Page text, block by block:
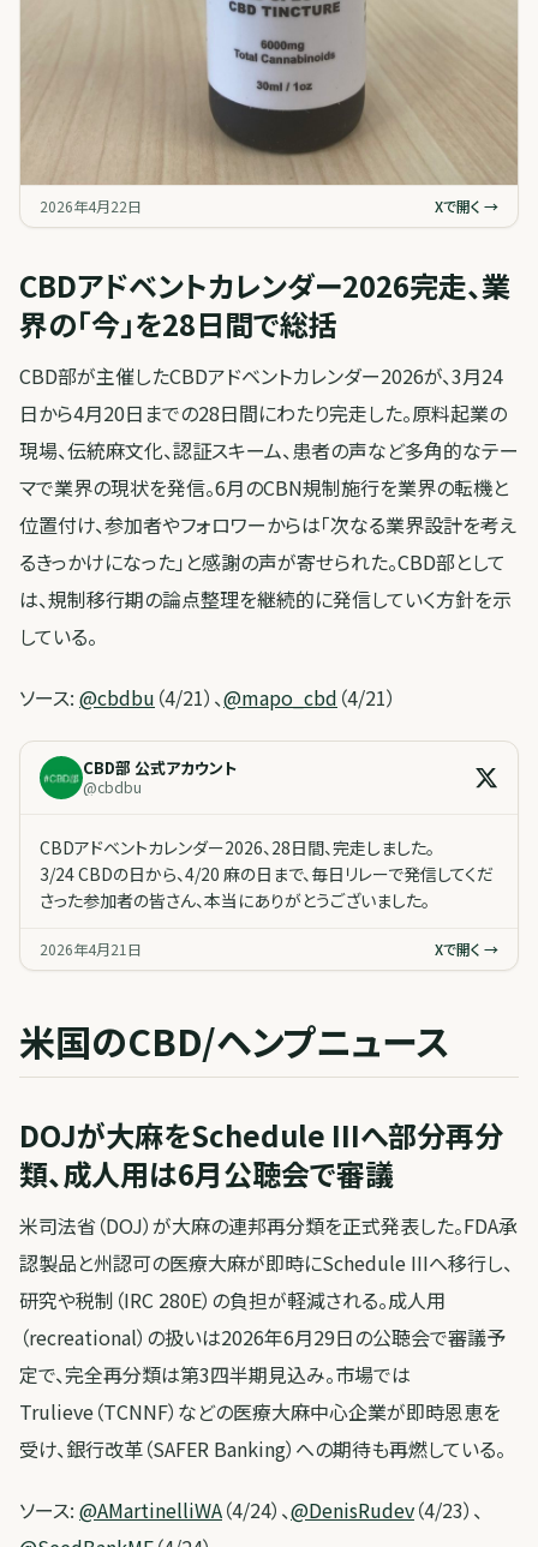
2026年4月22日 Xで開く →
CBDアドベントカレンダー2026完走、業
界の「今」を28日間で総括
CBD部が主催したCBDアドベントカレンダー2026が、3月24
日から4月20日までの28日間にわたり完走した。原料起業の
現場、伝統麻文化、認証スキーム、患者の声など多角的なテー
マで業界の現状を発信。6月のCBN規制施行を業界の転機と
位置付け、参加者やフォロワーからは「次なる業界設計を考え
るきっかけになった」と感謝の声が寄せられた。CBD部として
は、規制移行期の論点整理を継続的に発信していく方針を示
している。
ソース: @cbdbu （4/21）、@mapo_cbd （4/21）
CBD部 公式アカウント
@cbdbu
CBDアドベントカレンダー2026、28日間、完走しました。
3/24 CBDの日から、4/20 麻の日まで、毎日リレーで発信してくだ
さった参加者の皆さん、本当にありがとうございました。
2026年4月21日 Xで開く →
米国のCBD/ヘンプニュース
DOJが大麻をSchedule IIIへ部分再分
類、成人用は6月公聴会で審議
米司法省（DOJ）が大麻の連邦再分類を正式発表した。FDA承
認製品と州認可の医療大麻が即時にSchedule IIIへ移行し、
研究や税制（IRC 280E）の負担が軽減される。成人用
（recreational）の扱いは2026年6月29日の公聴会で審議予
定で、完全再分類は第3四半期見込み。市場では
Trulieve（TCNNF）などの医療大麻中心企業が即時恩恵を
受け、銀行改革（SAFER Banking）への期待も再燃している。
ソース: @AMartinelliWA（4/24）、@DenisRudev（4/23）、